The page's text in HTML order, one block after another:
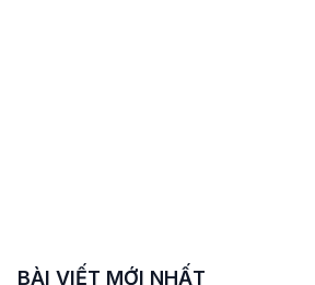
BÀI VIẾT MỚI NHẤT